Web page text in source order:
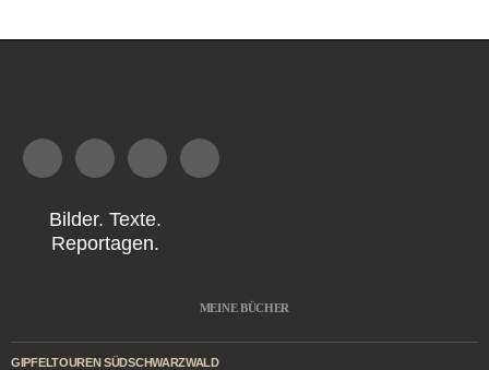
Bilder. Texte.
Reportagen.
MEINE BÜCHER
GIPFELTOUREN SÜDSCHWARZWALD